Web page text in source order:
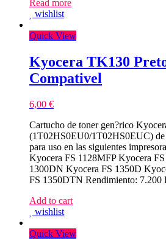
Read more
wishlist
Quick View
Kyocera TK130
Compativel
6,00 €
Cartucho de toner gen?rico
(1T02HS0EU0/1T02HS0EUC) de
para uso en las siguientes
Kyocera FS 1128MFP Kyocera
1300DN Kyocera FS 1350D
FS 1350DTN Rendimiento: 7.200
Add to cart
wishlist
Quick View